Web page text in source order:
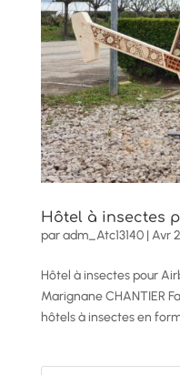
Hôtel à insectes
paradm_Atc13140|Avr
Hôtel à insectes pour
Marignane CHANTIER
hôtels à insectes en